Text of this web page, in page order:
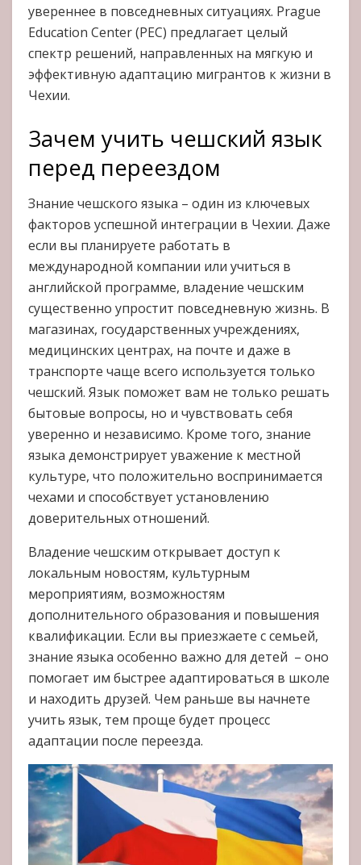
увереннее в повседневных ситуациях. Prague
Education Center (PEC) предлагает целый
спектр решений, направленных на мягкую и
эффективную адаптацию мигрантов к жизни в
Чехии.
Зачем учить чешский язык
перед переездом
Знание чешского языка – один из ключевых
факторов успешной интеграции в Чехии. Даже
если вы планируете работать в
международной компании или учиться в
английской программе, владение чешским
существенно упростит повседневную жизнь. В
магазинах, государственных учреждениях,
медицинских центрах, на почте и даже в
транспорте чаще всего используется только
чешский. Язык поможет вам не только решать
бытовые вопросы, но и чувствовать себя
уверенно и независимо. Кроме того, знание
языка демонстрирует уважение к местной
культуре, что положительно воспринимается
чехами и способствует установлению
доверительных отношений.
Владение чешским открывает доступ к
локальным новостям, культурным
мероприятиям, возможностям
дополнительного образования и повышения
квалификации. Если вы приезжаете с семьей,
знание языка особенно важно для детей – оно
помогает им быстрее адаптироваться в школе
и находить друзей. Чем раньше вы начнете
учить язык, тем проще будет процесс
адаптации после переезда.